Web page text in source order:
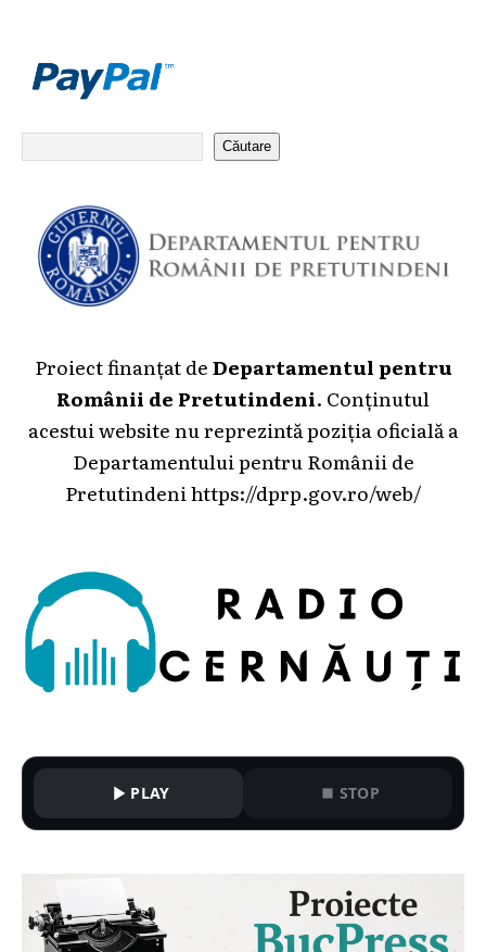
Căutare
Proiect finanțat deDepartamentul pentru
Românii de Pretutindeni. Conținutul
acestui website nu reprezintă poziția oficială a
Departamentului pentru Românii de
Pretutindeni https://dprp.gov.ro/web/
PLAY STOP